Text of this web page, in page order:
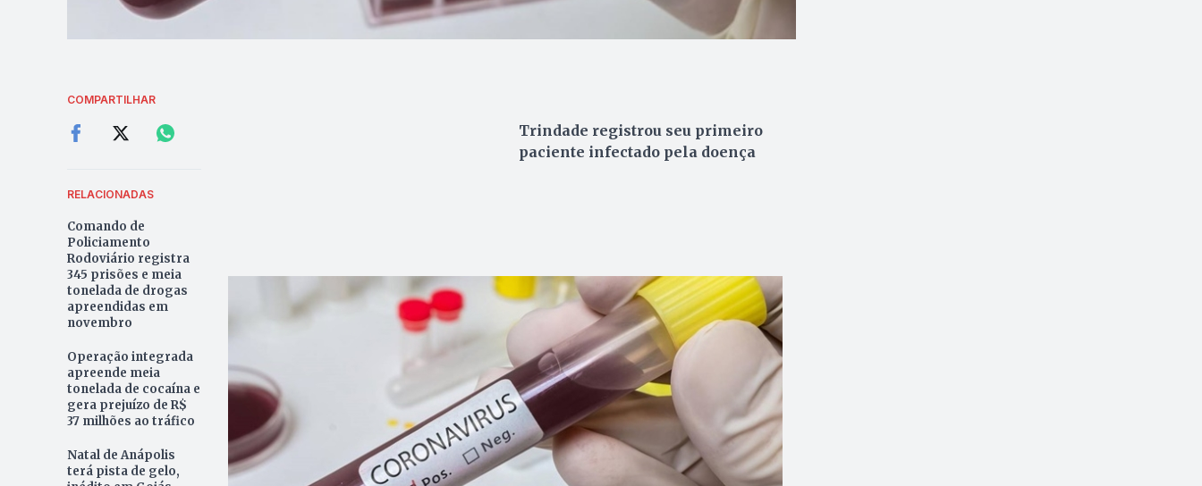
COMPARTILHAR
RELACIONADAS
Comando de
Policiamento
Rodoviário registra
345 prisões e meia
tonelada de drogas
apreendidas em
novembro
Operação integrada
apreende meia
tonelada de cocaína e
gera prejuízo de R$
37 milhões ao tráfico
Natal de Anápolis
terá pista de gelo,
Trindade registrou seu primeiro
paciente infectado pela doença